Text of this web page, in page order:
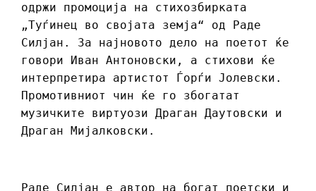
одржи промоција на стихозбирката
„Туѓинец во својата земја“ од Раде
Силјан. За најновото дело на поетот ќе
говори Иван Антоновски, а стихови ќе
интерпретира артистот Ѓорѓи Јолевски.
Промотивниот чин ќе го збогатат
музичките виртуози Драган Даутовски и
Драган Мијалковски.
Раде Силјан е автор на богат поетски и